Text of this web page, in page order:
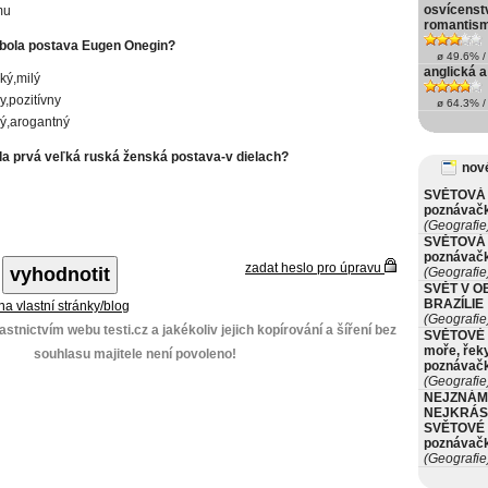
postava Eugen Onegin?
prvá veľká ruská ženská postava-v dielach?
zadat heslo pro úpravu
vlastní stránky/blog
webu testi.cz a jakékoliv jejich kopírování a šíření bez
souhlasu majitele není povoleno!
ø 49.6% /
anglická
ø 64.3% /
SVĚT V
BRAZÍLIE
moře,